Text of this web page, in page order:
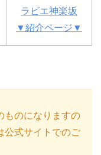
ラビエ神楽坂
▼紹介ページ▼
ものになりますの
公式サイトでのご